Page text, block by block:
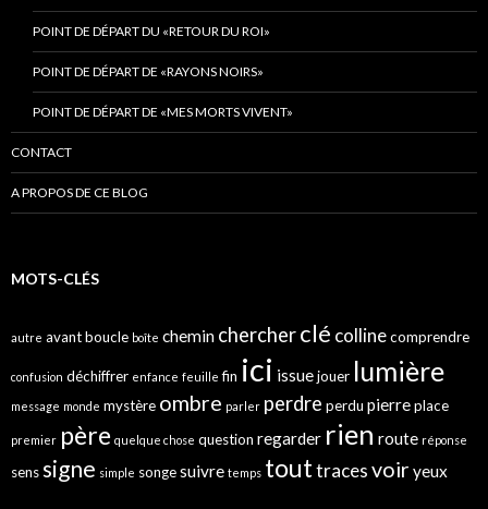
POINT DE DÉPART DU «RETOUR DU ROI»
POINT DE DÉPART DE «RAYONS NOIRS»
POINT DE DÉPART DE «MES MORTS VIVENT»
CONTACT
A PROPOS DE CE BLOG
MOTS-CLÉS
autre avantboucle boîte chemin chercherclé collinecomprendre
confusion déchiffrer enfance feuille fin ici issuejouer lumière
message monde mystère ombre parler perdre perdu pierreplace
premier père quelque chose question regarder rien route réponse
senssigne simple songesuivre temps touttracesvoir yeux